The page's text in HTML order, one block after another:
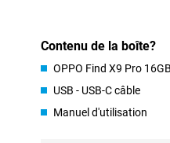
avec une résolution très
Le défilement, les jeux et
reproduction des
plein soleil, l'écran reste
des rayures et des chocs.
Contenu de la boîte?
OPPO Find X9 Pro
USB - USB-C câble
Manuel d'utilisation